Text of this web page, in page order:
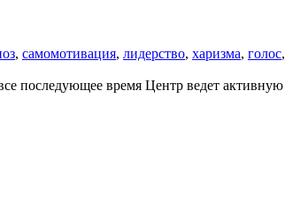
, самомотивация, лидерство, харизма, голос,
последующее время Центр ведет активную